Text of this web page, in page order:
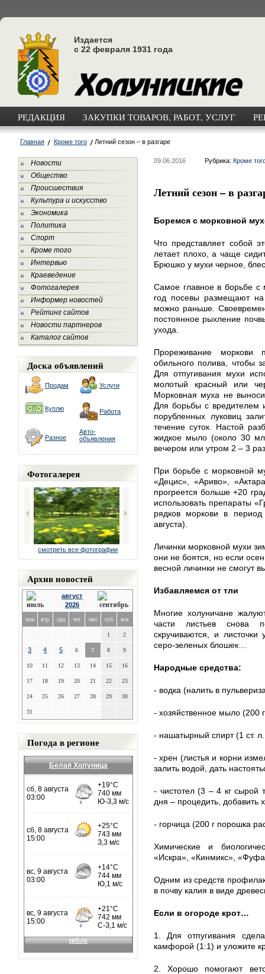
Издается
с 22 февраля 1931 года
РЕДАКЦИЯ ЗАКУПКИ ТОВАРОВ, РАБОТ, УСЛУГ
Главная Кроме того Летний сезон – в разгаре
Новости
Общество
Происшествия
Культура и искусство
Экономика
Политика
Спорт
Кроме того
Интервью
Краеведение
Фотогалерея
Информер новостей
Рейтинг сайтов
Новости партнеров
Каталог сайтов
Доска объявлений
Продам Услуги
Куплю Работа
Разное
Авто-
объявления
Фотогалерея
смотреть все фотографии
Архив новостей
август
2026
пон втр срд чет пят суб вск
1 2
3 4 5 6 7 8 9
10 11 12 13 14 15 16
17 18 19 20 21 22 23
24 25 26 27 28 29 30
31
Погода в регионе
Белая Холуница
09.06.2016 Рубрика: Кроме
Летний сезон – в
Боремся с морковной
Что представляет собой
летает плохо, а чаще
Брюшко у мухи черное,
Самое главное в борьбе с
год посевы размещают
можно раньше.
постоянное рыхление
ухода.
Прореживание моркови
обильного полива, чтобы
Для отпугивания мухи
молотый красный или
Морковная муха не
Для борьбы с вредителем
порубленных луковиц
течение суток. Настой
жидкое мыло (около 30
вечером или утром 2 – 3
При борьбе с морковной
«Децис», «Ариво»,
прогреется больше +20
использовать препараты
рядков моркови в
августа).
Личинки морковной мухи
они не боятся, но если
весной личинки не смогут
Избавляемся от тли
Многие холуничане
части листьев снова
скручиваются, и
серо-зеленых блошек…
Народные средства:
- водка (налить в
- хозяйственное мыло (200
- нашатырный спирт (1 ст.
- хрен (листья и корни
залить водой, дать
- чистотел (3 – 4 кг сырой
дня – процедить, добавить
- горчица (200 г порошка
Химические и
«Искра», «Кинмикс»,
Одним из средств
в почву калия в виде
Если в огороде крот…
1. Для отпугивания
камфорой (1:1) и уложите
2. Хорошо помогают